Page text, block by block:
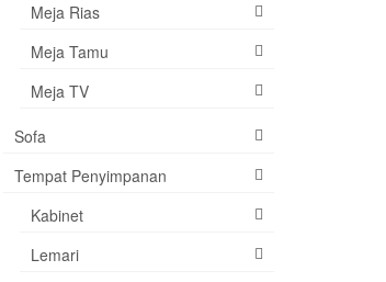
Meja Rias
Meja Tamu
Meja TV
Sofa
Tempat Penyimpanan
Kabinet
Lemari